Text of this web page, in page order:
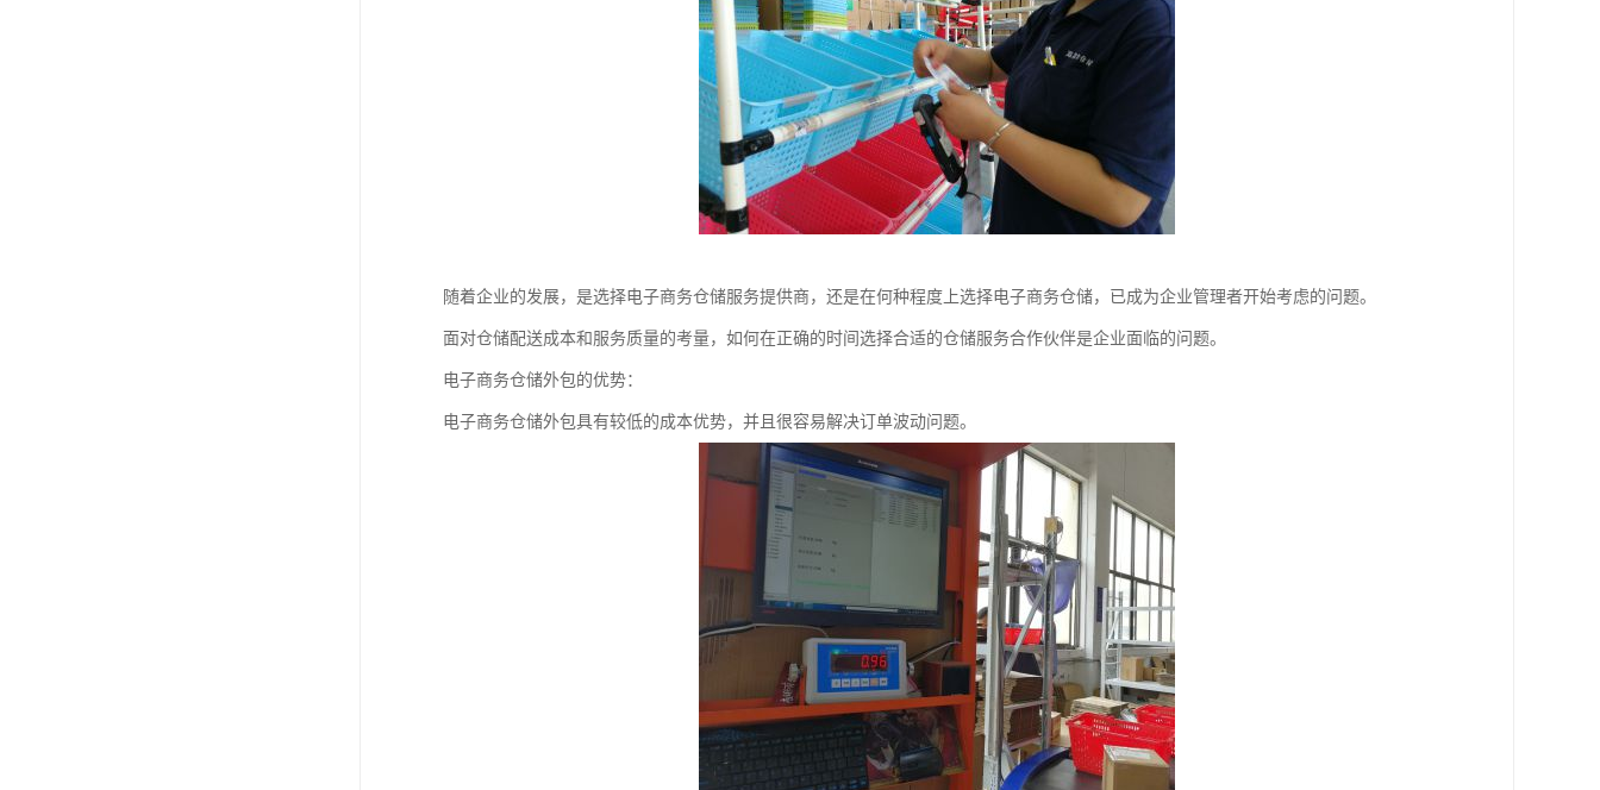
随着企业的发展，是选择电子商务仓储服务提供商，还是在何种程度上选择电子商务仓储，已成为企业管理者开始考虑的问题。
面对仓储配送成本和服务质量的考量，如何在正确的时间选择合适的仓储服务合作伙伴是企业面临的问题。
电子商务仓储外包的优势：
电子商务仓储外包具有较低的成本优势，并且很容易解决订单波动问题。